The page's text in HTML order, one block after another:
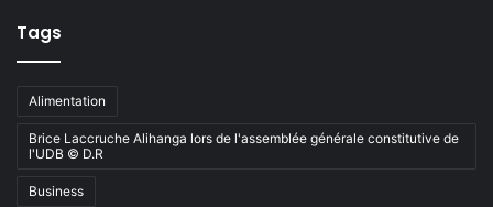
Tags
Alimentation
Brice Laccruche Alihanga lors de l'assemblée générale constitutive de
l'UDB © D.R
Business